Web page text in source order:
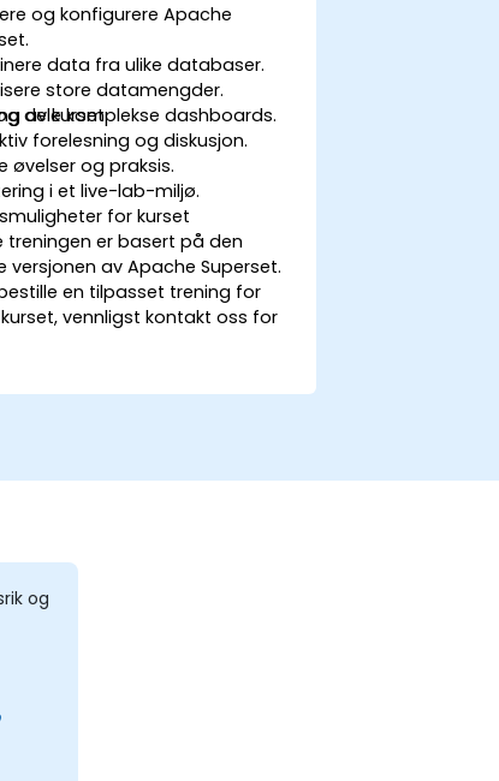
og konfigurere Apache
data fra ulike databaser.
store datamengder.
dele komplekse dashboards.
av kurset
forelesning og diskusjon.
øvelser og praksis.
i et live-lab-miljø.
for kurset
treningen er basert på den
versjonen av Apache Superset.
en tilpasset trening for
vennligst kontakt oss for
mer om Apache Superset,
besøk:
og